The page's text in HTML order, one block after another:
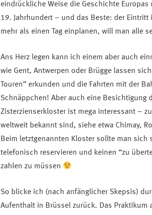
eindrückliche Weise die Geschichte
19. Jahrhundert – und das Beste: der
mehr als einen Tag einplanen, will man alle
Ans Herz legen kann ich einem aber auch
wie Gent, Antwerpen oder Brügge lassen
Touren” erkunden und die Fahrten mit der
Schnäppchen! Aber auch eine Besichtigung
Zisterzienserkloster ist mega interessant –
weltweit bekannt sind, siehe etwa Chimay,
Beim letztgenannten Kloster sollte man sich
telefonisch reservieren und keinen “zu
zahlen zu müssen
So blicke ich (nach anfänglicher Skepsis)
Aufenthalt in Brüssel zurück. Das